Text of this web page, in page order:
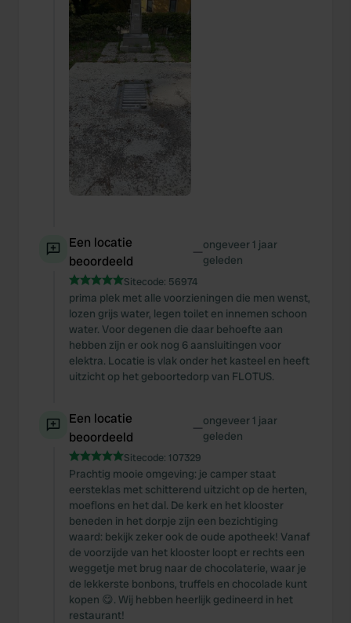
Een locatie
beoordeeld
—ongeveer 1 jaar
geleden
Sitecode: 56974
prima plek met alle voorzieningen die men wenst,
lozen grijs water, legen toilet en innemen schoon
water. Voor degenen die daar behoefte aan
hebben zijn er ook nog 6 aansluitingen voor
elektra. Locatie is vlak onder het kasteel en heeft
uitzicht op het geboortedorp van FLOTUS.
Een locatie
beoordeeld
—ongeveer 1 jaar
geleden
Sitecode: 107329
Prachtig mooie omgeving: je camper staat
eersteklas met schitterend uitzicht op de herten,
moeflons en het dal. De kerk en het klooster
beneden in het dorpje zijn een bezichtiging
waard: bekijk zeker ook de oude apotheek! Vanaf
de voorzijde van het klooster loopt er rechts een
weggetje met brug naar de chocolaterie, waar je
de lekkerste bonbons, truffels en chocolade kunt
kopen 😋. Wij hebben heerlijk gedineerd in het
restaurant!